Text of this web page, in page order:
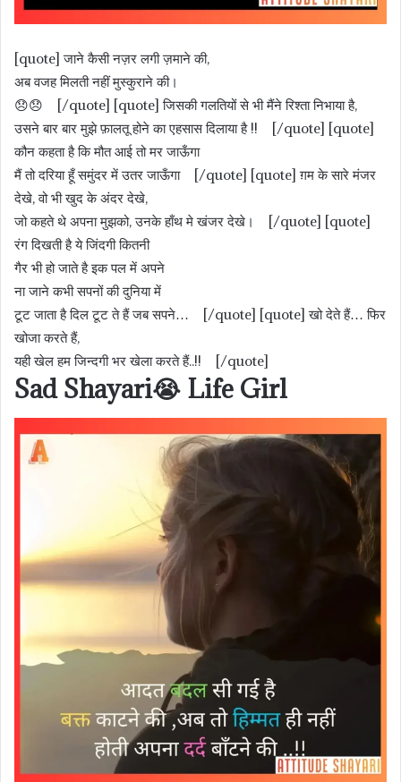
[quote] जाने कैसी नज़र लगी ज़माने की,
अब वजह मिलती नहीं मुस्कुराने की।
😞😞 [/quote] [quote] जिसकी गलतियों से भी मैंने रिश्ता निभाया है,
उसने बार बार मुझे फ़ालतू होने का एहसास दिलाया है !! [/quote] [quote]
कौन कहता है कि मौत आई तो मर जाऊँगा
मैं तो दरिया हूँ समुंदर में उतर जाऊँगा [/quote] [quote] ग़म के सारे मंजर
देखे, वो भी खुद के अंदर देखे,
जो कहते थे अपना मुझको, उनके हाँथ मे खंजर देखे। [/quote] [quote]
रंग दिखती है ये जिंदगी कितनी
गैर भी हो जाते है इक पल में अपने
ना जाने कभी सपनों की दुनिया में
टूट जाता है दिल टूट ते हैं जब सपने… [/quote] [quote] खो देते हैं… फिर
खोजा करते हैं,
यही खेल हम जिन्दगी भर खेला करते हैं..!! [/quote]
Sad Shayari😭 Life Girl